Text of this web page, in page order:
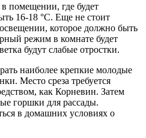
помещении, где будет
16-18 °C. Еще не стоит
которое должно быть
режим в комнате будет
будут слабые отростки.
наиболее крепкие молодые
Место среза требуется
как Корневин. Затем
горшки для рассады.
в домашних условиях о